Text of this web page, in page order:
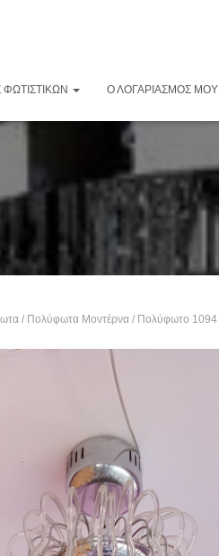
ΦΩΤΙΣΤΙΚΏΝ Ο ΛΟΓΑΡΙΑΣΜΌΣ ΜΟΥ
/ Πολύφωτα Μοντέρνα / Πολύφωτο 1094